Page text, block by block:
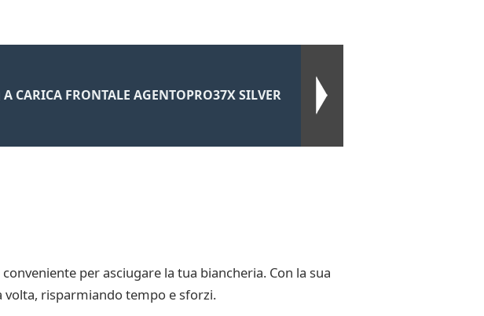
CARICA FRONTALE AGENTOPRO37X SILVER
per asciugare la tua biancheria. Con la sua
volta, risparmiando tempo e sforzi.